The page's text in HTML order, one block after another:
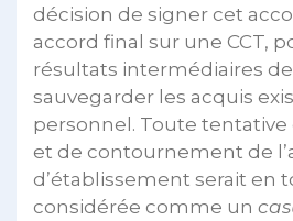
décision de signer cet
accord final sur une CCT,
résultats intermédiaires
sauvegarder les acquis
personnel. Toute
et de contournement de
d’établissement serait en
considérée comme un